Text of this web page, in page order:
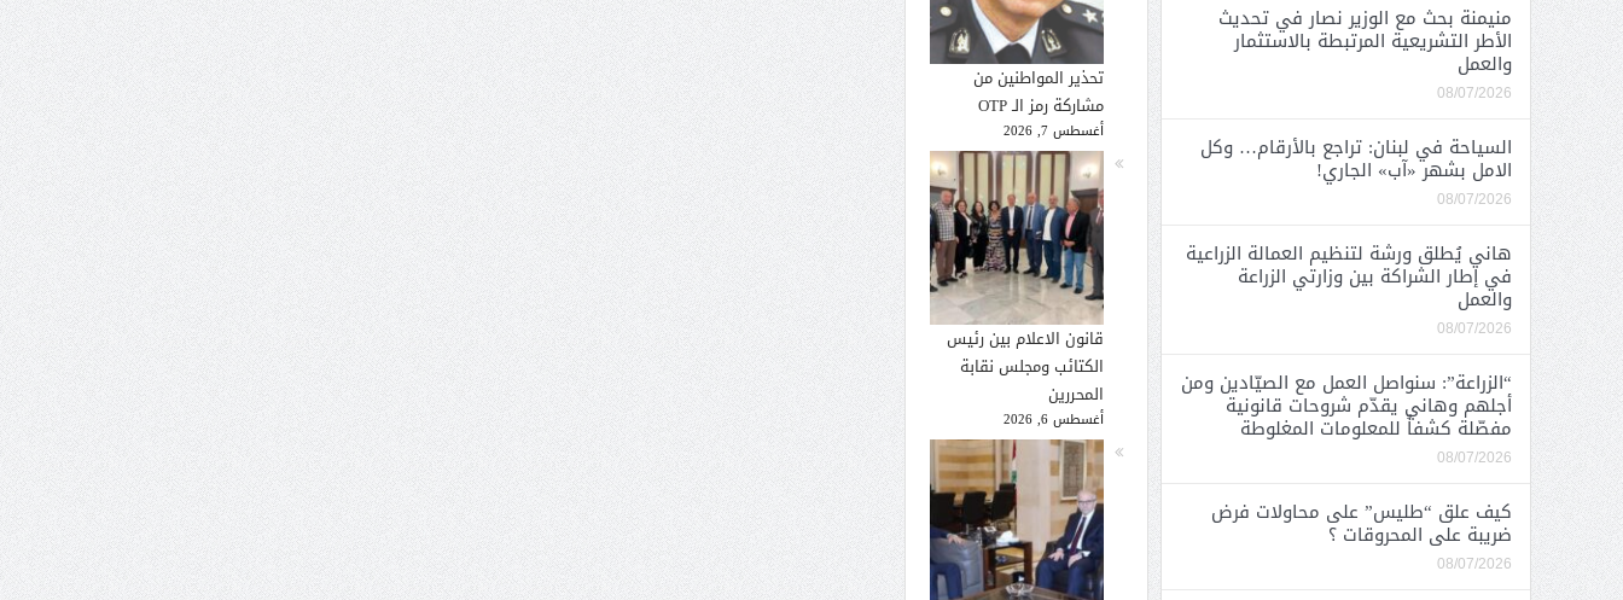
تحذير المواطنين من
مشاركة رمز الـ OTP
أغسطس 7, 2026
قانون الاعلام بين رئيس
الكتائب ومجلس نقابة
المحررين
أغسطس 6, 2026
منيمنة بحث مع الوزير نصار في تحديث
الأطر التشريعية المرتبطة بالاستثمار
والعمل
08/07/2026
السياحة في لبنان: تراجع بالأرقام… وكل
الامل بشهر «آب» الجاري!
08/07/2026
هاني يُطلق ورشة لتنظيم العمالة الزراعية
في إطار الشراكة بين وزارتي الزراعة
والعمل
08/07/2026
“الزراعة”: سنواصل العمل مع الصيّادين ومن
أجلهم وهاني يقدّم شروحات قانونية
مفصّلة كشفاً للمعلومات المغلوطة
08/07/2026
كيف علق “طليس” على محاولات فرض
ضريبة على المحروقات ؟
08/07/2026